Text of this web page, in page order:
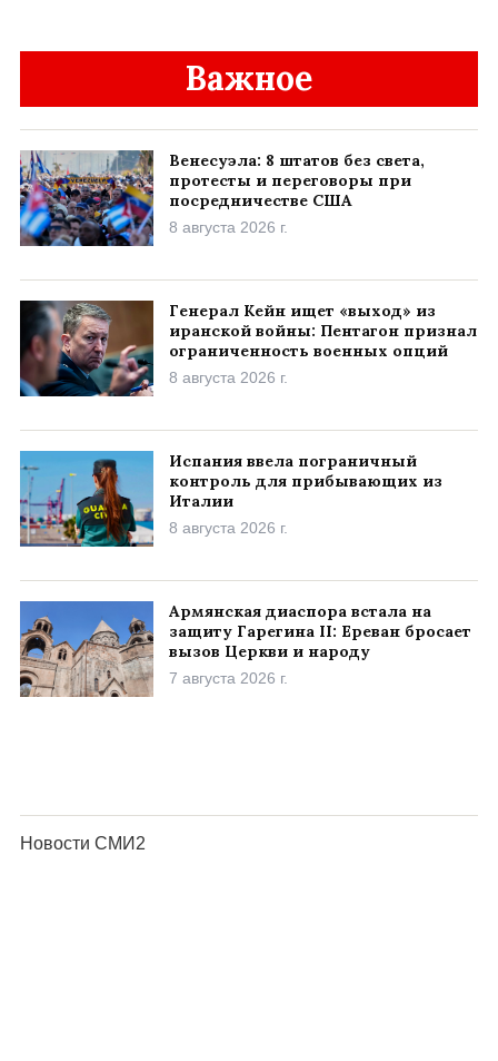
Важное
Венесуэла: 8 штатов без света,
протесты и переговоры при
посредничестве США
8 августа 2026 г.
Генерал Кейн ищет «выход» из
иранской войны: Пентагон признал
ограниченность военных опций
8 августа 2026 г.
Испания ввела пограничный
контроль для прибывающих из
Италии
8 августа 2026 г.
Армянская диаспора встала на
защиту Гарегина II: Ереван бросает
вызов Церкви и народу
7 августа 2026 г.